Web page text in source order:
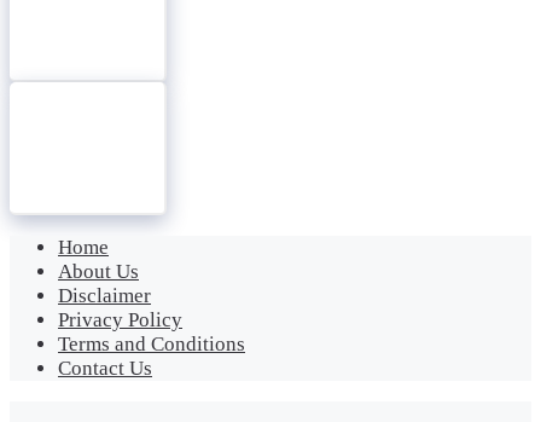
Home
About Us
Disclaimer
Privacy Policy
Terms and Conditions
Contact Us